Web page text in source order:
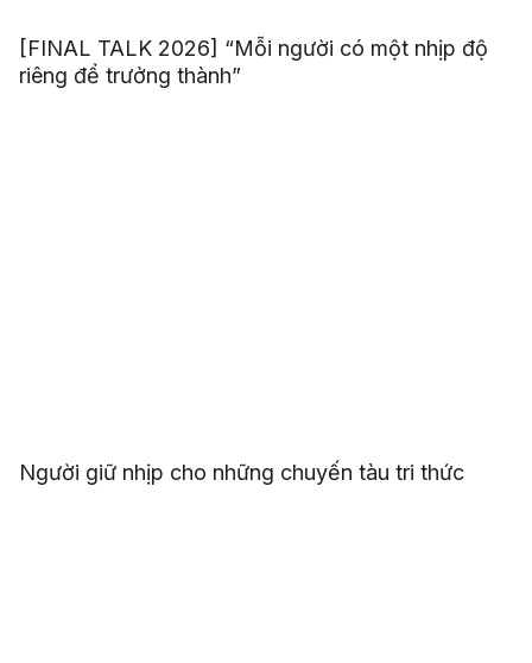
[FINAL TALK 2026] “Mỗi người có một nhịp độ
riêng để trưởng thành”
Người giữ nhịp cho những chuyến tàu tri thức